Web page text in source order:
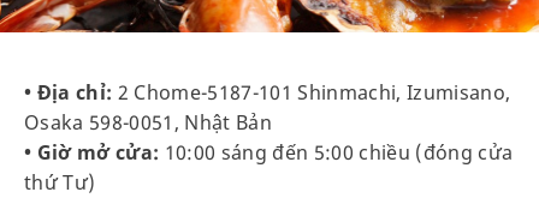
• Địa chỉ: 2 Chome-5187-101 Shinmachi, Izumisano,
Osaka 598-0051, Nhật Bản
• Giờ mở cửa: 10:00 sáng đến 5:00 chiều (đóng cửa
thứ Tư)